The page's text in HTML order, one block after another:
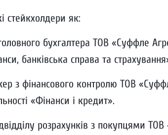
стейкхолдери як:
бухгалтера ТОВ «Суффле
банківська справа та
з фінансового контролю ТОВ
«Фінанси і кредит».
розрахунків з покупцями